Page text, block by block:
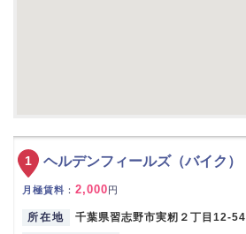
ヘルデンフィールズ（バイク）
月極賃料 ： 2,000円
所在地
千葉県習志野市実籾２丁目12-54
1